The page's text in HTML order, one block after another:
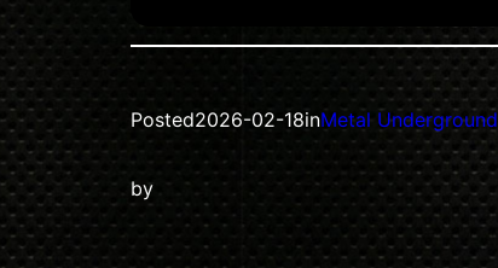
Posted2026-02-18inMetal Underground
by